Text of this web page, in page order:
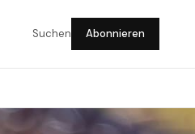
Suchen Abonnieren